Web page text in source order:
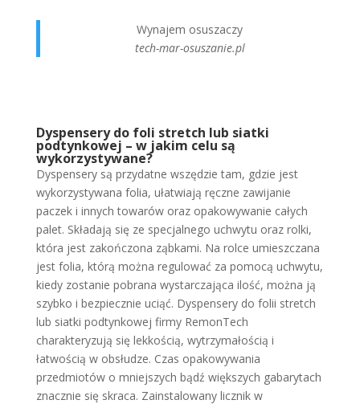
Wynajem osuszaczy
tech-mar-osuszanie.pl
Dyspensery do foli stretch lub siatki
podtynkowej – w jakim celu są
wykorzystywane?
Dyspensery są przydatne wszędzie tam, gdzie jest
wykorzystywana folia, ułatwiają ręczne zawijanie
paczek i innych towarów oraz opakowywanie całych
palet. Składają się ze specjalnego uchwytu oraz rolki,
która jest zakończona ząbkami. Na rolce umieszczana
jest folia, którą można regulować za pomocą uchwytu,
kiedy zostanie pobrana wystarczająca ilość, można ją
szybko i bezpiecznie uciąć. Dyspensery do folii stretch
lub siatki podtynkowej firmy RemonTech
charakteryzują się lekkością, wytrzymałością i
łatwością w obsłudze. Czas opakowywania
przedmiotów o mniejszych bądź większych gabarytach
znacznie się skraca. Zainstalowany licznik w